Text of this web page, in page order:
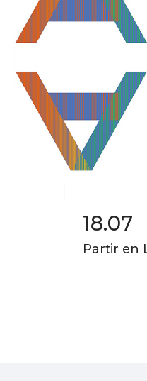
18.07
Partir en